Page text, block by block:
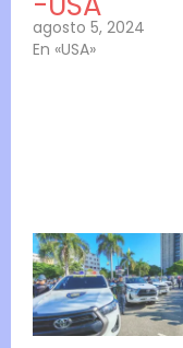
agosto 5, 2024
En «USA»